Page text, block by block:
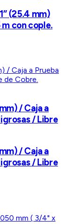
(25.4 mm)
con cople.
/ Caja a
/ Libre
/ Caja a
/ Libre